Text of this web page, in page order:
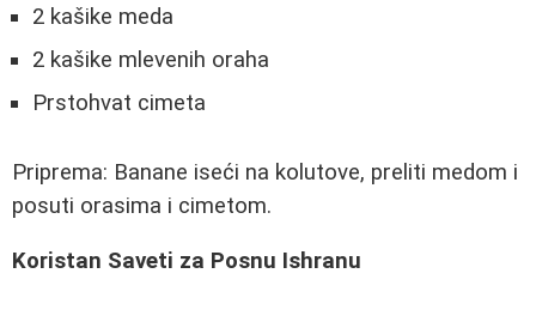
2 kašike meda
2 kašike mlevenih oraha
Prstohvat cimeta
Priprema: Banane iseći na kolutove, preliti medom i
posuti orasima i cimetom.
Koristan Saveti za Posnu Ishranu